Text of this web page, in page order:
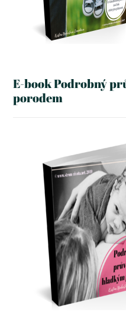
E-book Podrobný
porodem